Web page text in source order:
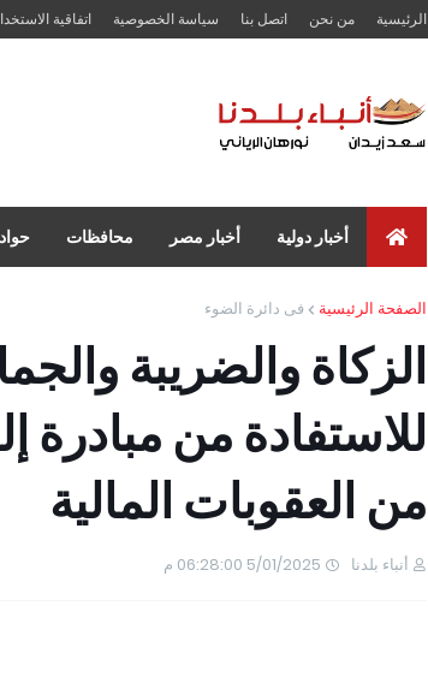
الرئيسية من نحن اتصل بنا سياسة الخصوصية اتفاقية
أخبار دولية أخبار مصر محافظات
الصفحة الرئيسية فى دائرة الضوء
الزكاة والضريبة
للاستفادة من مبادرة
من العقوبات المالية​
أنباء بلدنا 5/01/2025 06:28:00 م